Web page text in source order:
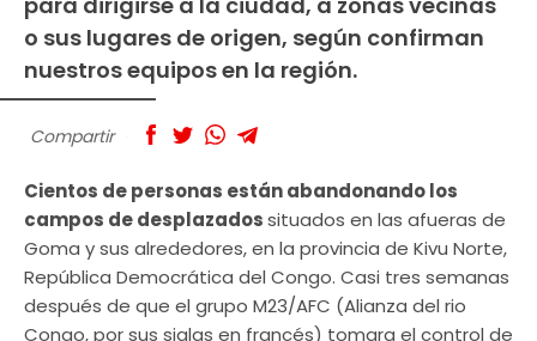
o sus lugares de origen, según confirman
nuestros equipos en la región.
Compartir
Cientos de personas están abandonando los
campos de desplazadossituados en las afueras de
Goma y sus alrededores, en la provincia de Kivu Norte,
República Democrática del Congo. Casi tres semanas
después de que el grupo M23/AFC (Alianza del rio
Congo, por sus siglas en francés) tomara el control de